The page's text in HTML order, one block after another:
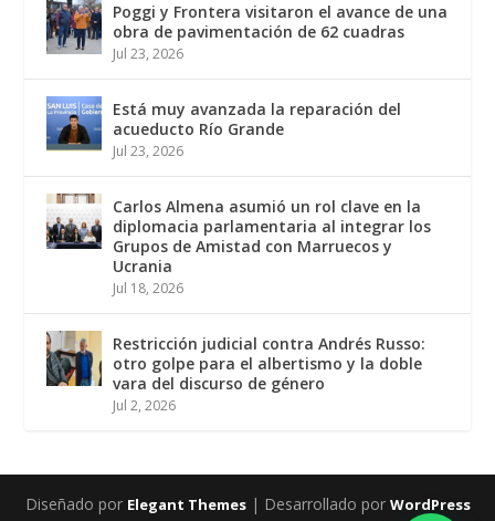
Poggi y Frontera visitaron el avance de una
obra de pavimentación de 62 cuadras
Jul 23, 2026
Está muy avanzada la reparación del
acueducto Río Grande
Jul 23, 2026
Carlos Almena asumió un rol clave en la
diplomacia parlamentaria al integrar los
Grupos de Amistad con Marruecos y
Ucrania
Jul 18, 2026
Restricción judicial contra Andrés Russo:
otro golpe para el albertismo y la doble
vara del discurso de género
Jul 2, 2026
Diseñado por Elegant Themes| Desarrollado por WordPress